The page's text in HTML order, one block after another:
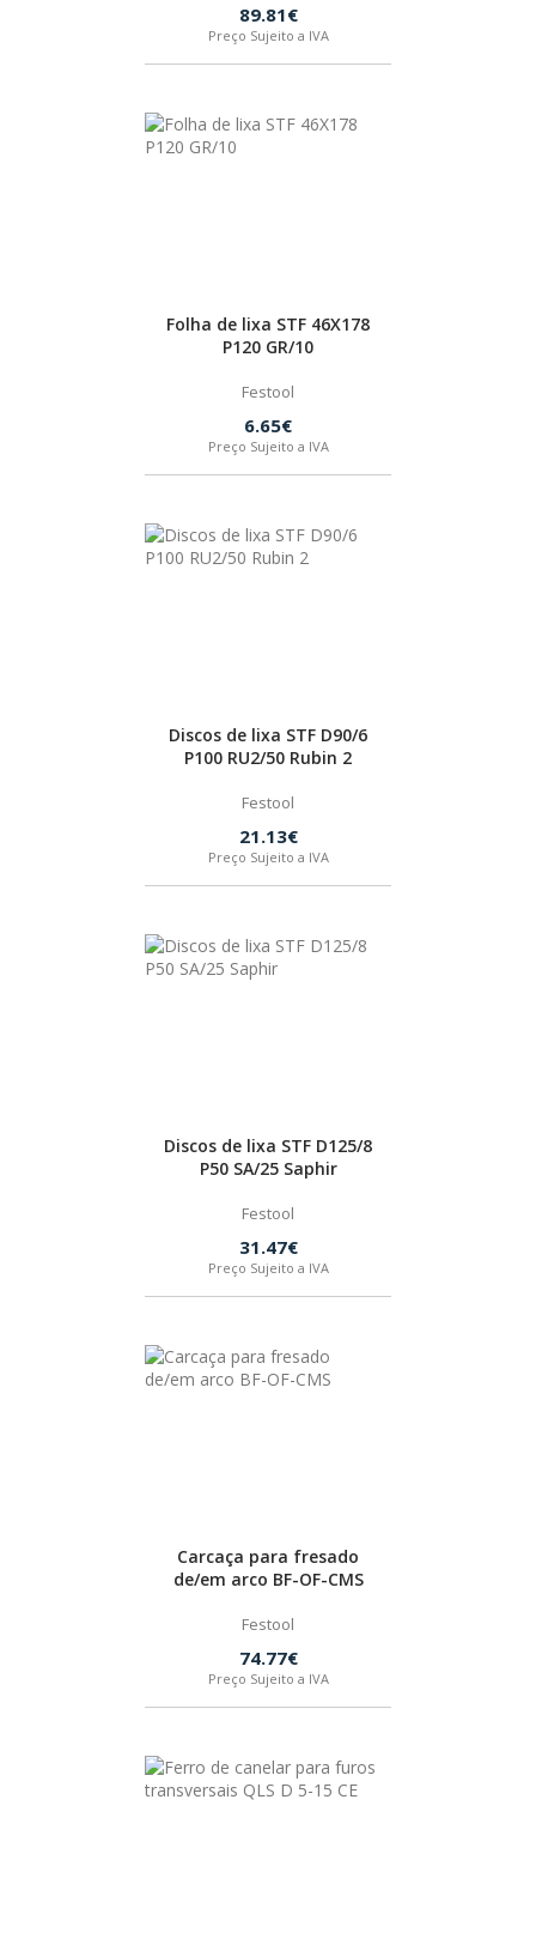
89.81€
Preço Sujeito a IVA
Folha de lixa STF 46X178
P120 GR/10
Festool
6.65€
Preço Sujeito a IVA
Discos de lixa STF D90/6
P100 RU2/50 Rubin 2
Festool
21.13€
Preço Sujeito a IVA
Discos de lixa STF D125/8
P50 SA/25 Saphir
Festool
31.47€
Preço Sujeito a IVA
Carcaça para fresado
de/em arco BF-OF-CMS
Festool
74.77€
Preço Sujeito a IVA